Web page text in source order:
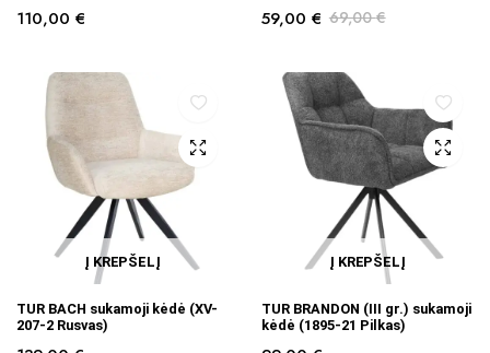
110,00 € 69,00€
59,00 €
Į KREPŠELĮ
TUR BACH sukamoji kėdė (XV-
207-2 Rusvas)
Į KREPŠELĮ
TUR BRANDON (III gr.) sukamoji
kėdė (1895-21 Pilkas)